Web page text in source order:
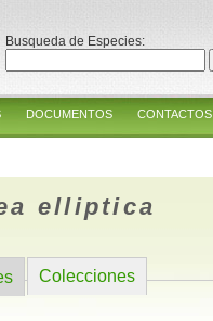
Busqueda de Especies:
DOCUMENTOS CONTACTOS
elliptica
Colecciones